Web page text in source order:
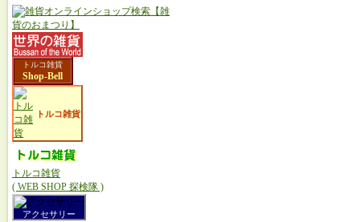
トルコ雑貨
Shop-Bell
トルコ雑貨
トルコ雑貨
( WEB SHOP 探検隊 )
アクセサリー